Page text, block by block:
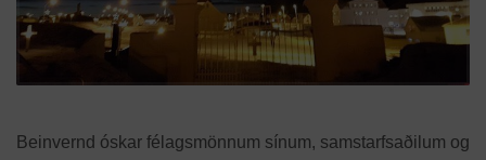
Beinvernd óskar félagsmönnum sínum, samstarfsaðilum og